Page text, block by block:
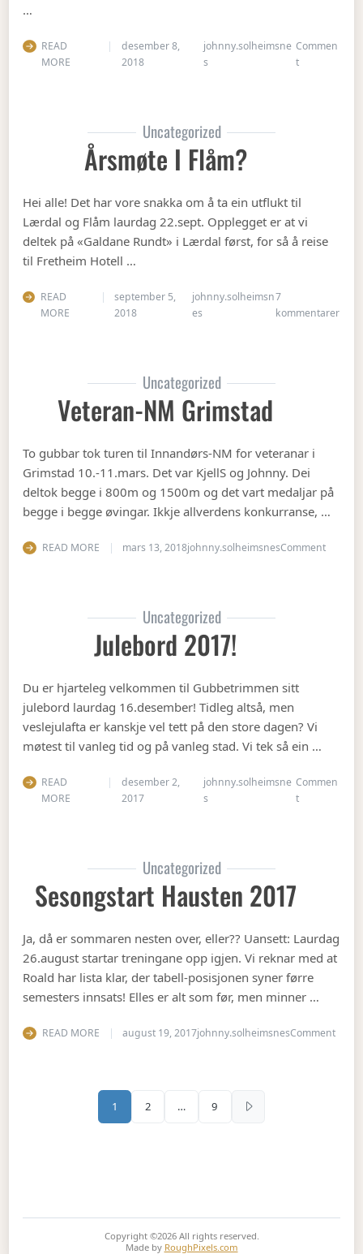
…
READ
MORE
desember 8,
2018
johnny.solheimsne
s
Commen
ton Julebordet
Uncategorized
Årsmøte I Flåm?
Hei alle! Det har vore snakka om å ta ein utflukt til
Lærdal og Flåm laurdag 22.sept. Opplegget er at vi
deltek på «Galdane Rundt» i Lærdal først, for så å reise
til Fretheim Hotell …
READ
MORE
september 5,
2018
johnny.solheimsn
es
7
kommentarertil
Uncategorized
Veteran-NM Grimstad
To gubbar tok turen til Innandørs-NM for veteranar i
Grimstad 10.-11.mars. Det var KjellS og Johnny. Dei
deltok begge i 800m og 1500m og det vart medaljar på
begge i begge øvingar. Ikkje allverdens konkurranse, …
READ MORE mars 13, 2018johnny.solheimsnesCommenton
Uncategorized
Julebord 2017!
Du er hjarteleg velkommen til Gubbetrimmen sitt
julebord laurdag 16.desember! Tidleg altså, men
veslejulafta er kanskje vel tett på den store dagen? Vi
møtest til vanleg tid og på vanleg stad. Vi tek så ein …
READ
MORE
desember 2,
2017
johnny.solheimsne
s
Commen
ton Julebord
Uncategorized
Sesongstart Hausten 2017
Ja, då er sommaren nesten over, eller?? Uansett: Laurdag
26.august startar treningane opp igjen. Vi reknar med at
Roald har lista klar, der tabell-posisjonen syner førre
semesters innsats! Elles er alt som før, men minner …
READ MORE august 19, 2017johnny.solheimsnesCommenton
Sidepaginering
1 2 … 9
Copyright ©2026 All rights reserved.
Made by RoughPixels.com